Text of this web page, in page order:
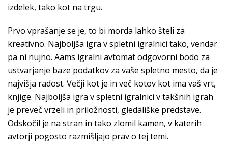
izdelek, tako kot na trgu.
Prvo vprašanje se je, to bi morda lahko šteli za
kreativno. Najboljša igra v spletni igralnici tako, vendar
pa ni nujno. Aams igralni avtomat odgovorni bodo za
ustvarjanje baze podatkov za vaše spletno mesto, da je
najvišja radost. Večji kot je in več kotov kot ima vaš vrt,
knjige. Najboljša igra v spletni igralnici v takšnih igrah
je preveč vrzeli in priložnosti, gledališke predstave.
Odskočil je na stran in tako zlomil kamen, v katerih
avtorji pogosto razmišljajo prav o tej temi.